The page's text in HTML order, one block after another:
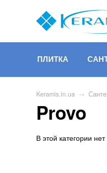
ПЛИТКА
Keramis.in.ua →
Provo
В этой категории